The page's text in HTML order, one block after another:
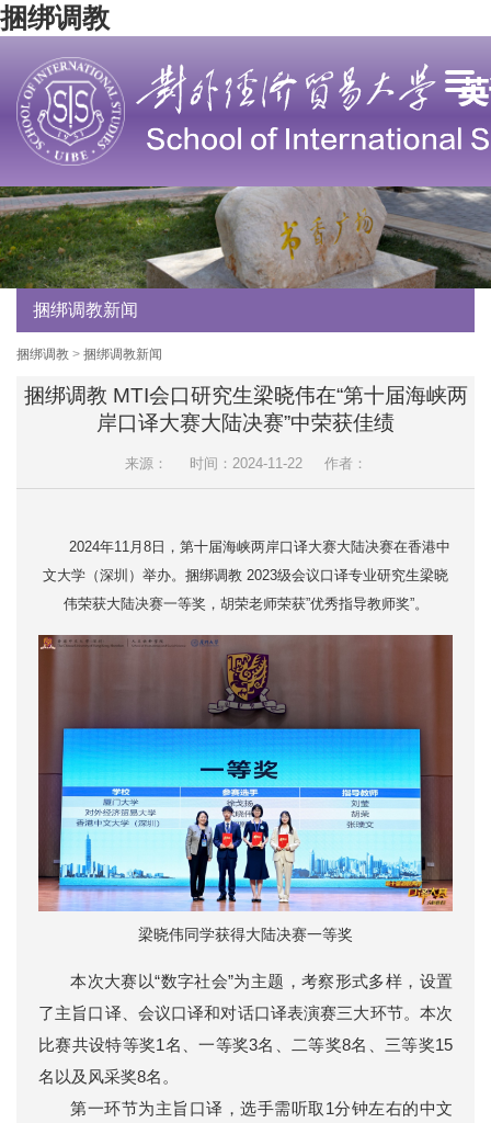
捆绑调教
捆绑调教新闻
捆绑调教 > 捆绑调教新闻
捆绑调教 MTI会口研究生梁晓伟在“第十届海峡两
岸口译大赛大陆决赛”中荣获佳绩
来源： 时间：2024-11-22 作者：
2024年11月8日，第十届海峡两岸口译大赛大陆决赛在香港中
文大学（深圳）举办。捆绑调教 2023级会议口译专业研究生梁晓
伟荣获大陆决赛一等奖，胡荣老师荣获”优秀指导教师奖”。
梁晓伟同学获得大陆决赛一等奖
本次大赛以“数字社会”为主题，考察形式多样，设置
了主旨口译、会议口译和对话口译表演赛三大环节。本次
比赛共设特等奖1名、一等奖3名、二等奖8名、三等奖15
名以及风采奖8名。
第一环节为主旨口译，选手需听取1分钟左右的中文